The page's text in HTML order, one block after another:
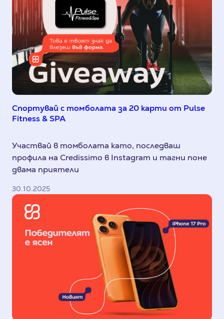
Спортувай с томболата за 20 карти от Pulse
Fitness & SPA
Участвай в томболата като, последваш
профила на Credissimo в Instagram и тагни поне
двама приятели
30.10.2025